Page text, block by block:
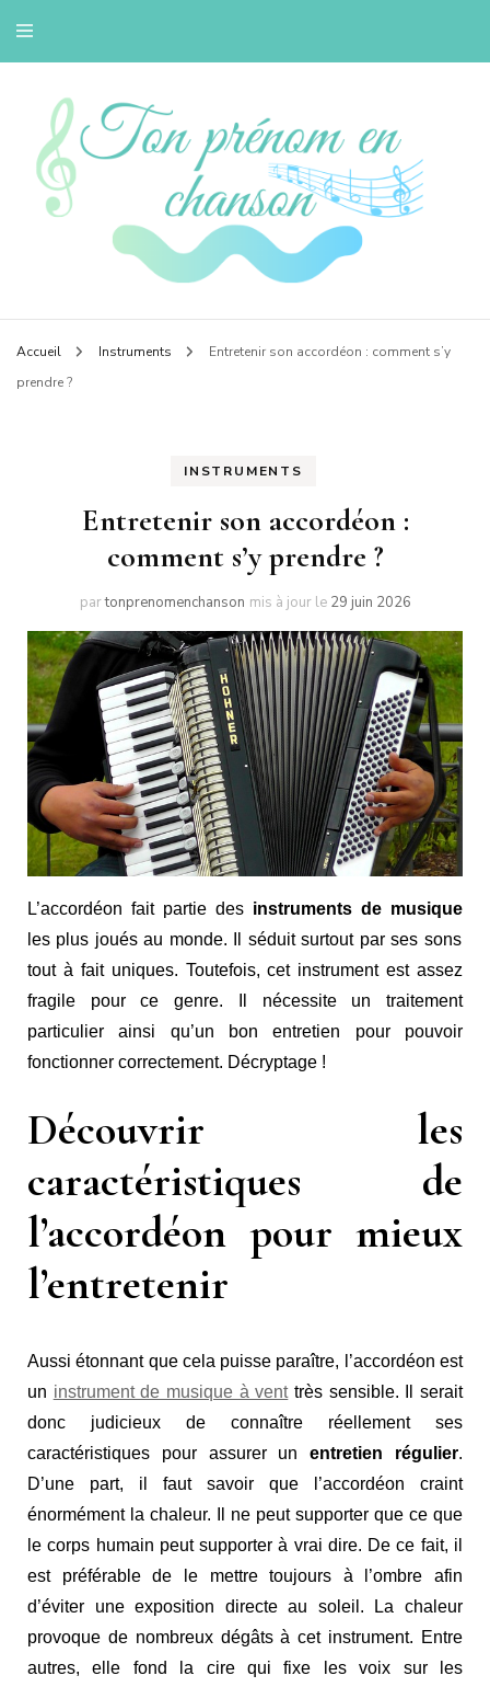
Petit blog musique de Bertille
Accueil Instruments
Entretenir son accordéon : comment s’y
prendre ?
INSTRUMENTS
Entretenir son accordéon :
comment s’y prendre ?
partonprenomenchanson mis à jour le 29 juin 2026
L’accordéon fait partie des instruments de musique
les plus joués au monde. Il séduit surtout par ses sons
tout à fait uniques. Toutefois, cet instrument est assez
fragile pour ce genre. Il nécessite un traitement
particulier ainsi qu’un bon entretien pour pouvoir
fonctionner correctement. Décryptage !
Découvrir les
caractéristiques de
l’accordéon pour mieux
l’entretenir
Aussi étonnant que cela puisse paraître, l’accordéon est
un instrument de musique à venttrès sensible. Il serait
donc judicieux de connaître réellement ses
caractéristiques pour assurer unentretien régulier.
D’une part, il faut savoir que l’accordéon craint
énormément la chaleur. Il ne peut supporter que ce que
le corps humain peut supporter à vrai dire. De ce fait, il
est préférable de le mettre toujours à l’ombre afin
d’éviter une exposition directe au soleil. La chaleur
provoque de nombreux dégâts à cet instrument. Entre
autres, elle fond la cire qui fixe les voix sur les